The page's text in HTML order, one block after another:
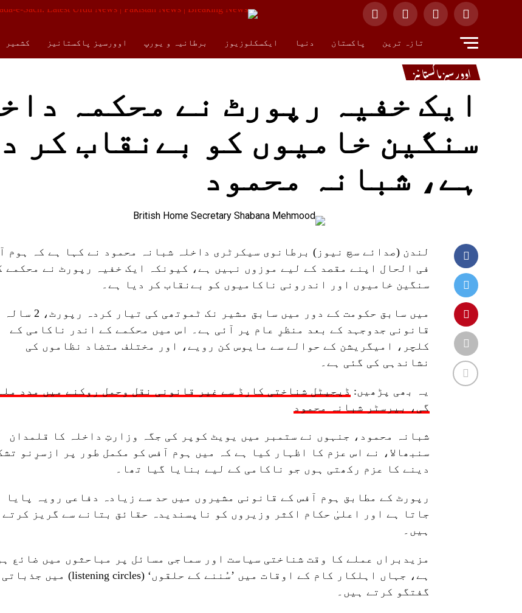
تازہ ترین پاکستان دنیا ایکسکلوزیوز برطانیہ و یورپ اوورسیز پاکستانیز کشمیر
اوورسیز پاکستانیز
ایک خفیہ رپورٹ نے محکمہ
سنگین خامیوں کو بےنقاب کر
ہے، شبانہ محمود
لندن (صدائے سچ نیوز) برطانوی سیکرٹری داخلہ شبانہ محمود نے کہا ہے کہ ہوم
فی الحال اپنے مقصد کے لیے موزوں نہیں ہے، کیونکہ ایک خفیہ رپورٹ نے محکمے
سنگین خامیوں اور اندرونی ناکامیوں کو بےنقاب کر دیا ہے۔
میں سابق حکومت کے دور میں سابق مشیر نک ٹموتھی کی تیار کردہ رپورٹ، 2 سالہ
قانونی جدوجہد کے بعد منظرِ عام پر آئی ہے۔ اس میں محکمے کے اندر ناکامی کے
کلچر، امیگریشن کے حوالے سے مایوس کن رویے، اور مختلف متضاد نظاموں کی
نشاندہی کی گئی ہے۔
یہ بھی پڑھیں: ڈیجیٹل شناختی کارڈ سے غیر قانونی نقل وحمل روکنے میں مدد
گی، بیرسٹر شبانہ محمود
شبانہ محمود، جنہوں نے ستمبر میں یویٹ کوپر کی جگہ وزارتِ داخلہ کا قلمدان
سنبھالا، نے اس عزم کا اظہار کیا ہے کہ میں ہوم آفس کو مکمل طور پر ازسرِنو
دینے کا عزم رکھتی ہوں جو ناکامی کے لیے بنایا گیا تھا۔
رپورٹ کے مطابق ہوم آفس کے قانونی مشیروں میں حد سے زیادہ دفاعی رویہ پایا
جاتا ہے اور اعلیٰ حکام اکثر وزیروں کو ناپسندیدہ حقائق بتانے سے گریز کرتے
ہیں۔
مزیدبراں عملے کا وقت شناختی سیاست اور سماجی مسائل پر مباحثوں میں ضائع
ہے، جہاں اہلکار کام کے اوقات میں ’سُننے کے حلقوں‘ (listening circles) میں جذباتی
گفتگو کرتے ہیں۔